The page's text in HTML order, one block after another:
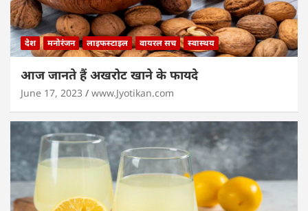
देश मनोरंजन लाइफस्टाइल वायरल सच स्वास्थय
आज जानते हैं अखरोट खाने के फायदे
June 17, 2023 www.Jyotikan.com